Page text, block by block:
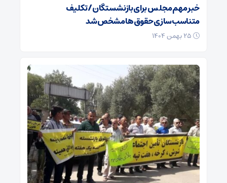
خبر مهم مجلس برای بازنشستگان/ تکلیف
متناسب‌سازی حقوق‌ها مشخص شد